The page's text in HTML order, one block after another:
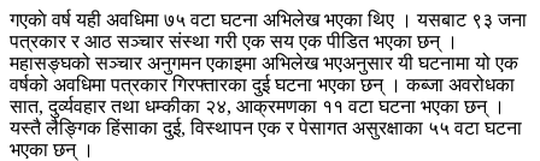
गएकाे वर्ष यही अवधिमा ७५ वटा घटना अभिलेख भएका थिए । यसबाट ९३ जना
पत्रकार र आठ सञ्चार संस्था गरी एक सय एक पीडित भएका छन् ।
महासङ्घको सञ्चार अनुगमन एकाइमा अभिलेख भएअनुसार यी घटनामा यो एक
वर्षको अवधिमा पत्रकार गिरफ्तारका दुई घटना भएका छन् । कब्जा अवरोधका
सात, दुर्व्यवहार तथा धम्कीका २४, आक्रमणका ११ वटा घटना भएका छन् ।
यस्तै लैङ्गिक हिंसाका दुई, विस्थापन एक र पेसागत असुरक्षाका ५५ वटा घटना
भएका छन् ।